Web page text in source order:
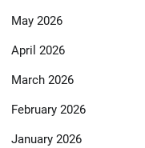
May 2026
April 2026
March 2026
February 2026
January 2026